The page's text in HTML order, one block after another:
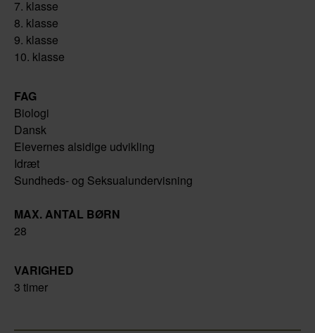
7. klasse
8. klasse
9. klasse
10. klasse
FAG
Biologi
Dansk
Elevernes alsidige udvikling
Idræt
Sundheds- og Seksualundervisning
MAX. ANTAL BØRN
28
VARIGHED
3 timer